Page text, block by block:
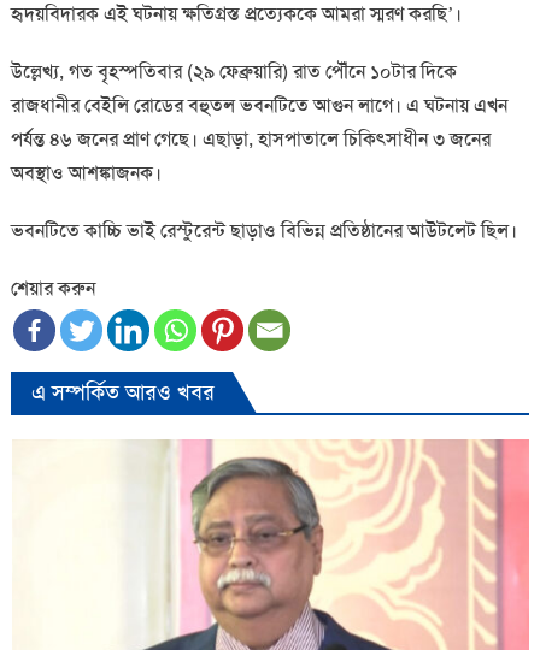
হৃদয়বিদারক এই ঘটনায় ক্ষতিগ্রস্ত প্রত্যেককে আমরা স্মরণ করছি’।
উল্লেখ্য, গত বৃহস্পতিবার (২৯ ফেব্রুয়ারি) রাত পৌঁনে ১০টার দিকে
রাজধানীর বেইলি রোডের বহুতল ভবনটিতে আগুন লাগে। এ ঘটনায় এখন
পর্যন্ত ৪৬ জনের প্রাণ গেছে। এছাড়া, হাসপাতালে চিকিৎসাধীন ৩ জনের
অবস্থাও আশঙ্কাজনক।
ভবনটিতে কাচ্চি ভাই রেস্টুরেন্ট ছাড়াও বিভিন্ন প্রতিষ্ঠানের আউটলেট ছিল।
শেয়ার করুন
এ সম্পর্কিত আরও খবর